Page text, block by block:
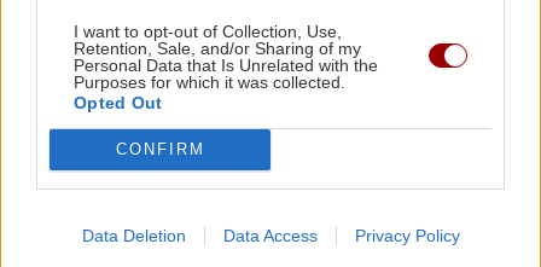
I want to opt-out of Collection, Use,
Retention, Sale, and/or Sharing of my
Personal Data that Is Unrelated with the
Purposes for which it was collected.
Opted Out
CONFIRM
Data Deletion Data Access Privacy Policy
πραγματογνωμόνων
19:10 | 06/03/2026
Κρήτη - Τρία χρόνια από τα
Τέμπη: Πρωτοστάτησαν στα
μαθητές και φοιτητές